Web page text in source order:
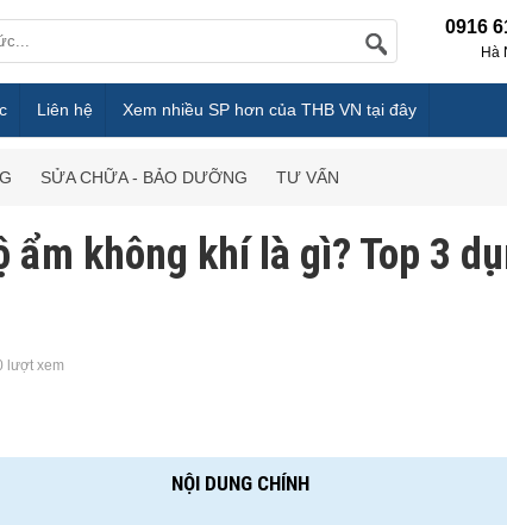
0916
Hà
Liên hệ Xem nhiều SP hơn của THB VN tại đây
SỬA CHỮA - BẢO DƯỠNG TƯ VẤN
ẩm không khí là gì? Top 3
lượt xem
NỘI DUNG CHÍNH